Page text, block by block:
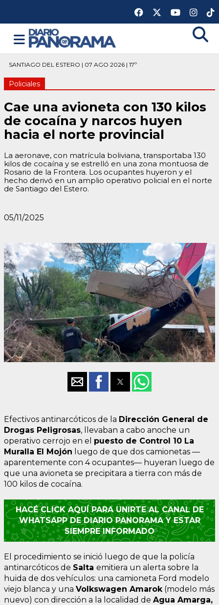
SANTIAGO DEL ESTERO | 07 AGO 2026 | 17º
Policiales
Cae una avioneta con 130 kilos
de cocaína y narcos huyen
hacia el norte provincial
La aeronave, con matrícula boliviana, transportaba 130
kilos de cocaína y se estrelló en una zona montuosa de
Rosario de la Frontera. Los ocupantes huyeron y el
hecho derivó en un amplio operativo policial en el norte
de Santiago del Estero.
05/11/2025
Efectivos antinarcóticos de la Dirección General de
Drogas Peligrosas, llevaban a cabo anoche un
operativo cerrojo en el puesto de Control 10 La
Muralla El Mojón luego de que dos camionetas —
aparentemente con 4 ocupantes— huyeran luego de
que una avioneta se precipitara a tierra con más de
100 kilos de cocaína.
HACÉ CLICK AQUÍ PARA UNIRTE AL CANAL DE
WHATSAPP DE DIARIO PANORAMA Y ESTAR
SIEMPRE INFORMADO
El procedimiento se inició luego de que la policía
antinarcóticos de Salta emitiera un alerta sobre la
huida de dos vehículos: una camioneta Ford modelo
viejo blanca y una Volkswagen Amarok (modelo más
nuevo) con dirección a la localidad de Agua Amarga,